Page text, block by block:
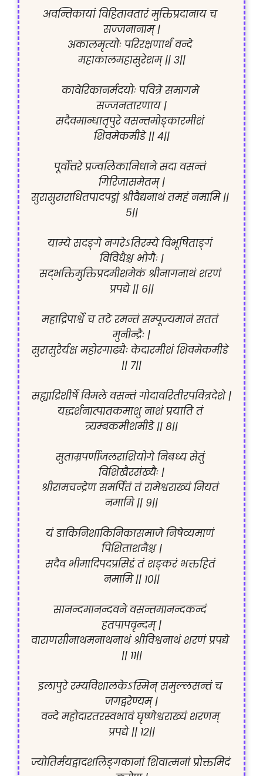
अवन्तिकायां विहितावतारं मुक्तिप्रदानाय च
सज्जनानाम् |
अकालमृत्योः परिरक्षणार्थं वन्दे
महाकालमहासुरेशम् || ३||
कावेरिकानर्मदयोः पवित्रे समागमे
सज्जनतारणाय |
सदैवमान्धातृपुरे वसन्तमोङ्कारमीशं
शिवमेकमीडे || ४||
पूर्वोत्तरे प्रज्वलिकानिधाने सदा वसन्तं
गिरिजासमेतम् |
सुरासुराराधितपादपद्मं श्रीवैद्यनाथं तमहं नमामि ||
५||
याम्ये सदङ्गे नगरेऽतिरम्ये विभूषिताङ्गं
विविधैश्च भोगैः |
सद्भक्तिमुक्तिप्रदमीशमेकं श्रीनागनाथं शरणं
प्रपद्ये || ६||
महाद्रिपार्श्वे च तटे रमन्तं सम्पूज्यमानं सततं
मुनीन्द्रैः |
सुरासुरैर्यक्ष महोरगाढ्यैः केदारमीशं शिवमेकमीडे
|| ७||
सह्याद्रिशीर्षे विमले वसन्तं गोदावरितीरपवित्रदेशे |
यद्धर्शनात्पातकमाशु नाशं प्रयाति तं
त्र्यम्बकमीशमीडे || ८||
सुताम्रपर्णीजलराशियोगे निबध्य सेतुं
विशिखैरसंख्यैः |
श्रीरामचन्द्रेण समर्पितं तं रामेश्वराख्यं नियतं
नमामि || ९||
यं डाकिनिशाकिनिकासमाजे निषेव्यमाणं
पिशिताशनैश्च |
सदैव भीमादिपदप्रसिद्दं तं शङ्करं भक्तहितं
नमामि || १०||
सानन्दमानन्दवने वसन्तमानन्दकन्दं
हतपापवृन्दम् |
वाराणसीनाथमनाथनाथं श्रीविश्वनाथं शरणं प्रपद्ये
|| ११||
इलापुरे रम्यविशालकेऽस्मिन् समुल्लसन्तं च
जगद्वरेण्यम् |
वन्दे महोदारतरस्वभावं घृष्णेश्वराख्यं शरणम्
प्रपद्ये || १२||
ज्योतिर्मयद्वादशलिङ्गकानां शिवात्मनां प्रोक्तमिदं